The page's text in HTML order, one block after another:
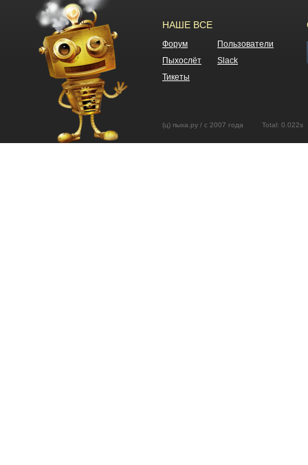
НАШЕ ВСЕ
Форум
Пользователи
Пыхослёт
Slack
Тикеты
(ц) пыха.ру / с 2007 года Total: